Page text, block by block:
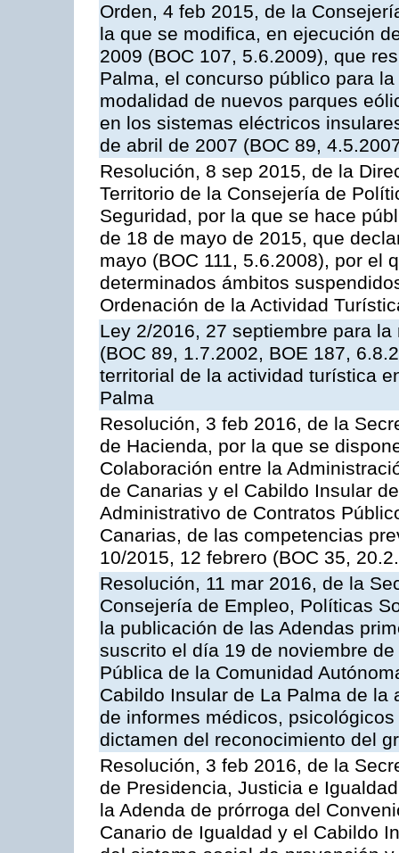
Orden, 4 feb 2015, de la
la que se modifica, en ejecución
2009 (BOC 107, 5.6.2009), que
Palma, el concurso público para
modalidad de nuevos parques
en los sistemas eléctricos
de abril de 2007 (BOC 89,
Resolución, 8 sep 2015, de la
Territorio de la Consejería de
Seguridad, por la que se hace
de 18 de mayo de 2015, que
mayo (BOC 111, 5.6.2008), por el
determinados ámbitos
Ordenación de la Actividad
Ley 2/2016, 27 septiembre para
(BOC 89, 1.7.2002, BOE 187,
territorial de la actividad turística
Palma
Resolución, 3 feb 2016, de la
de Hacienda, por la que se
Colaboración entre la
de Canarias y el Cabildo Insular
Administrativo de Contratos
Canarias, de las competencias
10/2015, 12 febrero (BOC 35,
Resolución, 11 mar 2016, de la
Consejería de Empleo, Políticas
la publicación de las Adendas
suscrito el día 19 de noviembre
Pública de la Comunidad
Cabildo Insular de La Palma de
de informes médicos,
dictamen del reconocimiento del
Resolución, 3 feb 2016, de la
de Presidencia, Justicia e
la Adenda de prórroga del
Canario de Igualdad y el Cabildo